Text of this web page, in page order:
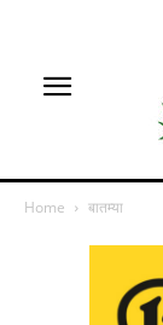
Home बातम्या